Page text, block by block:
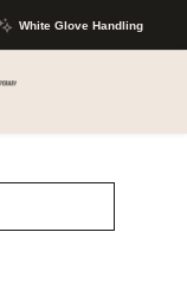
White Glove Handling